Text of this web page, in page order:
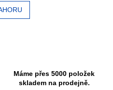
l
á
á
n
k
Máme přes 5000 položek
skladem na prodejně.